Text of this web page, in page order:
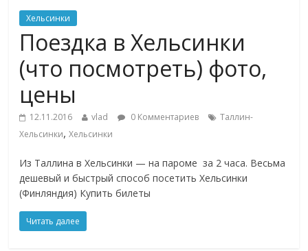
Хельсинки
Поездка в Хельсинки
(что посмотреть) фото,
цены
12.11.2016 vlad 0 Комментариев
Таллин-
Хельсинки,Хельсинки
Из Таллина в Хельсинки — на пароме за 2 часа. Весьма
дешевый и быстрый способ посетить Хельсинки
(Финляндия) Купить билеты
Читать далее